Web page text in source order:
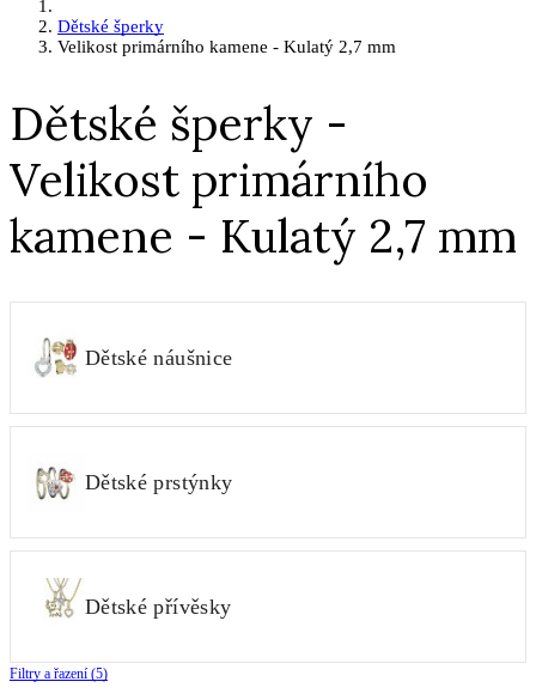
Dětské šperky
Velikost primárního kamene - Kulatý 2,7 mm
Dětské šperky -
Velikost primárního
kamene - Kulatý 2,7 mm
Dětské náušnice
Dětské prstýnky
Dětské přívěsky
Filtry a řazení (5)